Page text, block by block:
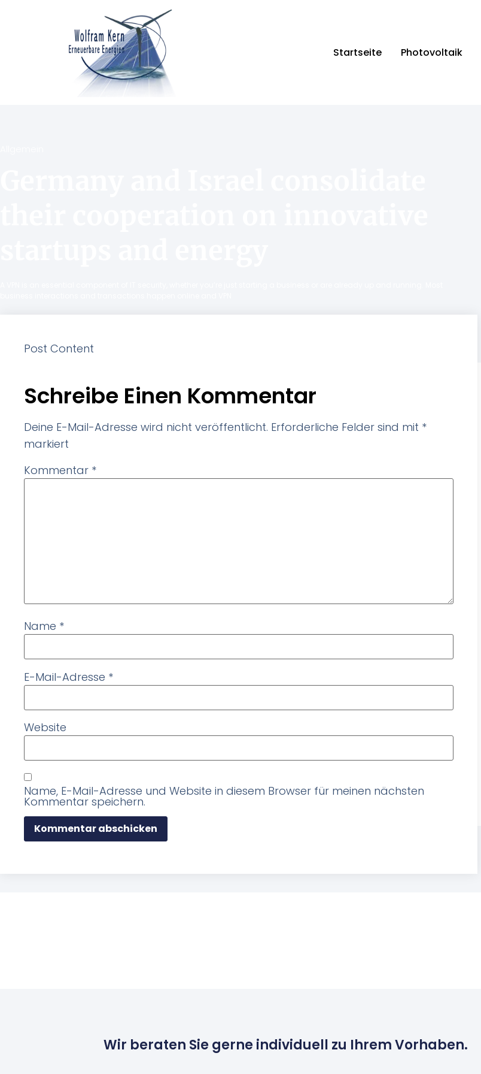
Startseite Photovoltaik
Post Content
Schreibe Einen Kommentar
Deine E-Mail-Adresse wird nicht veröffentlicht. Erforderliche Felder sind mit *
markiert
Kommentar *
Name *
E-Mail-Adresse *
Website
Name, E-Mail-Adresse und Website in diesem Browser für meinen nächsten
Kommentar speichern.
Wir beraten Sie gerne individuell zu Ihrem Vorhaben.